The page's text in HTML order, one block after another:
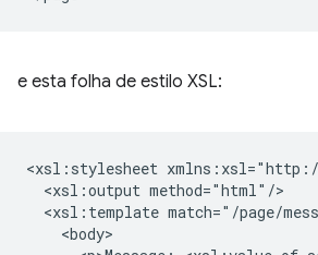
e esta folha de estilo XSL:
<xsl:stylesheet
<xsl:output
<xsl:template